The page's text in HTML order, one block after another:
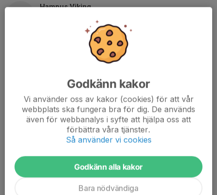
Hampus Viking
Mobil visas bara för inloggade
hampus.viking@karlbergsbk.se
Lennart Sandahl
Mobil visas bara för inloggade
lennart.sandahl@karlbergsbk.se
Mattias Johansson
Styrelseordförande
070-699 94 11
mattias.johansson@kpmg.se
Styrelsen
Godkänn kakor
Vi använder oss av kakor (cookies) för att vår
webbplats ska fungera bra för dig. De används
även för webbanalys i syfte att hjälpa oss att
förbättra våra tjänster.
Så använder vi cookies
Godkänn alla kakor
Bara nödvändiga